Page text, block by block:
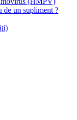
de un supliment ?